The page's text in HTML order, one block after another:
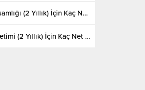
Yapı Ressamlığı (2 Yıllık) İçin Kaç Net Gerekir 2022
Yapı Denetimi (2 Yıllık) İçin Kaç Net Gerekir 2022